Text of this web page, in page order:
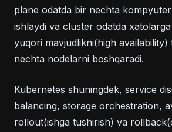
plane odatda bir nechta
ishlaydi va cluster odatda
yuqori mavjudlikni(high
nechta nodelarni boshqaradi.
Kubernetes shuningdek, service
balancing, storage orchestration,
rollout(ishga tushirish) va